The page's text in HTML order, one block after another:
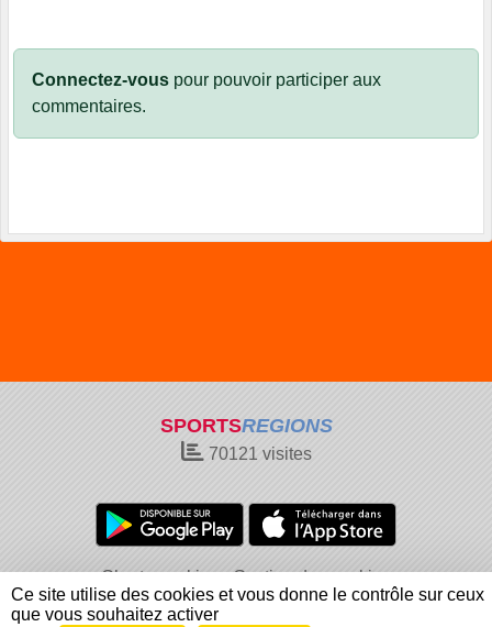
Connectez-vous pour pouvoir participer aux
commentaires.
SPORTSREGIONS
70121 visites
Charte cookies
Gestion des cookies
Informations légales
Signaler un contenu inapproprié
Ce site utilise des cookies et vous donne le contrôle sur ceux
que vous souhaitez activer